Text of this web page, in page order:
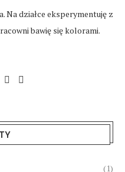
działce eksperymentuję z
bawię się kolorami.
(1)